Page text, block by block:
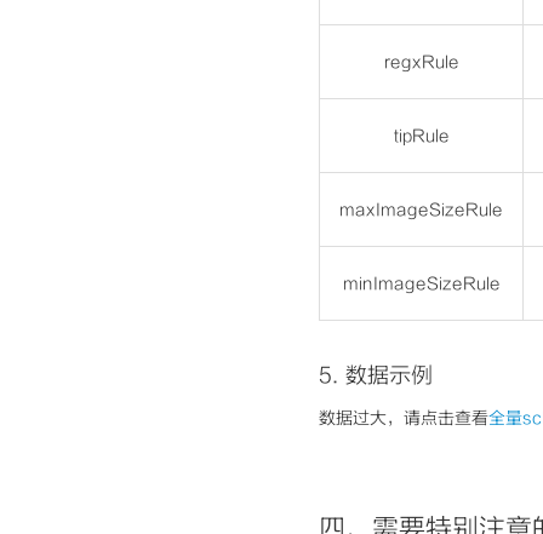
regxRule
tipRule
maxImageSizeRule
minImageSizeRule
5. 数据示例
数据过大，请点击查看全量